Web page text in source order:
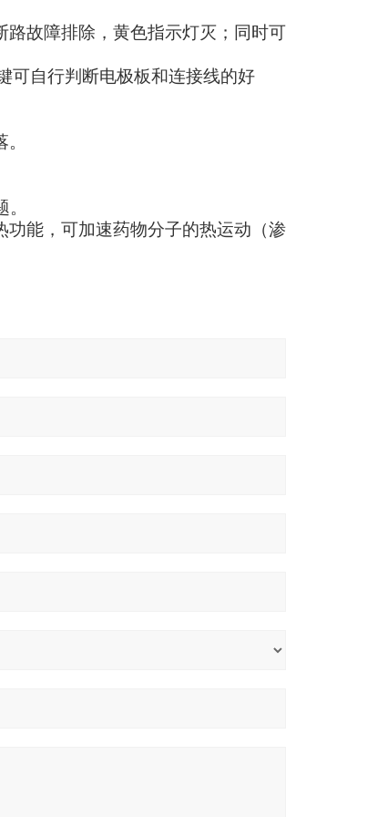
故障排除，黄色指示灯灭；同时可
可自行判断电极板和连接线的好
能，可加速药物分子的热运动（渗